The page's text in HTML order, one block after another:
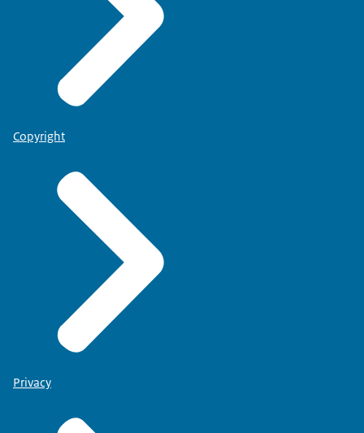
Copyright
Privacy